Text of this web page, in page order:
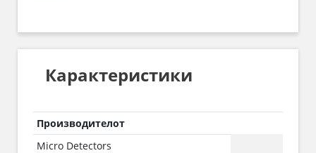
Карактеристики
Производителот
Micro Detectors